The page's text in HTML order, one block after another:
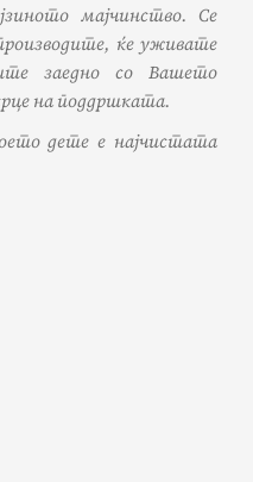
мајчинство. Се
ќе уживате
заедно со Вашето
на поддршката.
дете е најчистата